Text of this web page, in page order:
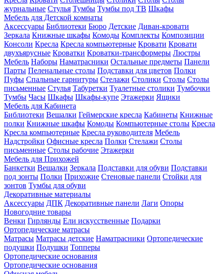
журнальные Стулья Тумбы Тумбы под ТВ Шкафы
Мебель для Детской комнаты
Аксессуары Библиотеки Бюро Детские Диван-кровати
Зеркала Книжные шкафы Комоды Комплекты Композиции
Консоли Кресла Кресла компьютерные Кровати Кровати
двухъярусные Кроватки Кроватки-трансформеры Люстры
Мебель Наборы Наматрасники Остальные предметы Панели
Парты Пеленальные столы Подставки для цветов Полки
Пуфы Спальные гарнитуры Стелажи Столики Столы Столы
письменные Стулья Табуретки Туалетные столики Тумбочки
Тумбы Часы Шкафы Шкафы-купе Этажерки Ящики
Мебель для Кабинета
Библиотеки Вешалки Геймерские кресла Кабинеты Книжные
полки Книжные шкафы Комоды Компьютерные столы Кресла
Кресла компьютерные Кресла руководителя Мебель
Надстройки Офисные кресла Полки Стелажи Столы
письменные Столы рабочие Этажерки
Мебель для Прихожей
Банкетки Вешалки Зеркала Подставки для обуви Подставки
под зонты Полки Прихожие Стеновые панели Стойки для
зонтов Тумбы для обуви
Декоративные материалы
Аксессуары ДПК Декоративные панели Лаги Опоры
Новогодние товары
Венки Гирлянды Ели искусственные Подарки
Ортопедические матрасы
Матрасы Матрасы детские Наматрасники Ортопедические
подушки Подушки Топперы
Ортопедические основания
Ортопедические основания